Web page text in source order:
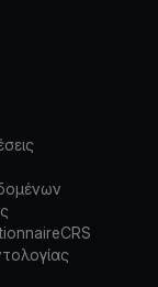
CRS